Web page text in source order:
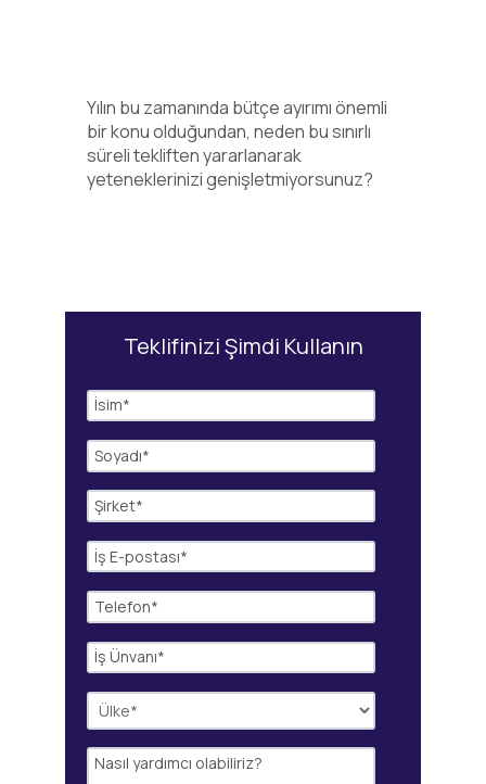
Yılın bu zamanında bütçe ayırımı önemli
bir konu olduğundan, neden bu sınırlı
süreli tekliften yararlanarak
yeteneklerinizi genişletmiyorsunuz?
Teklifinizi Şimdi Kullanın